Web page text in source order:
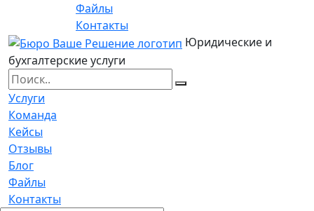
Файлы
Контакты
Юридические и
бухгалтерские услуги
Услуги
Команда
Кейсы
Отзывы
Блог
Файлы
Контакты